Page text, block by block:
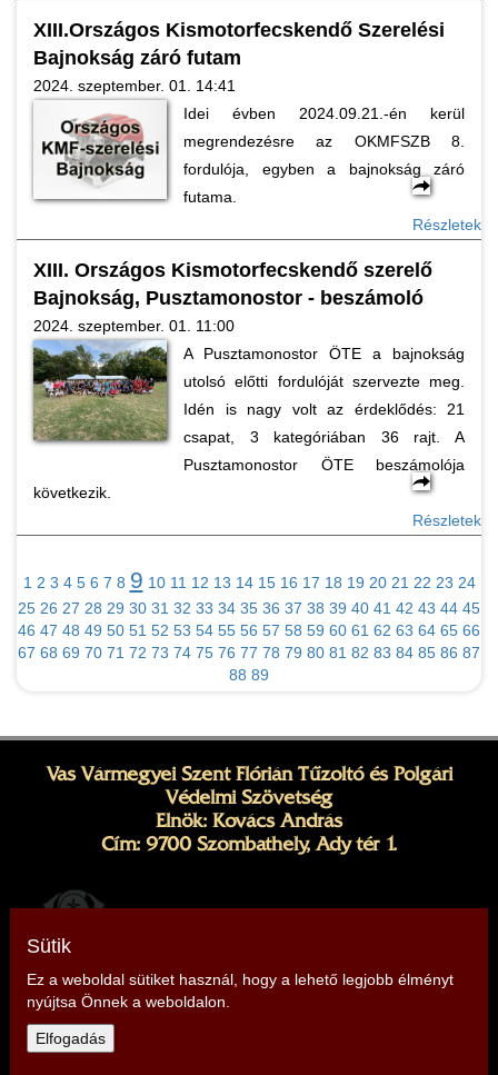
XIII.Országos Kismotorfecskendő Szerelési
Bajnokság záró futam
2024. szeptember. 01. 14:41
Idei évben 2024.09.21.-én kerül
megrendezésre az OKMFSZB 8.
fordulója, egyben a bajnokság záró
futama.
Részletek
XIII. Országos Kismotorfecskendő szerelő
Bajnokság, Pusztamonostor - beszámoló
2024. szeptember. 01. 11:00
A Pusztamonostor ÖTE a bajnokság
utolsó előtti fordulóját szervezte meg.
Idén is nagy volt az érdeklődés: 21
csapat, 3 kategóriában 36 rajt. A
Pusztamonostor ÖTE beszámolója
következik.
Részletek
1 2 3 4 5 6 7 8 9 10 11 12 13 14 15 16 17 18 19 20 21 22 23 24
25 26 27 28 29 30 31 32 33 34 35 36 37 38 39 40 41 42 43 44 45
46 47 48 49 50 51 52 53 54 55 56 57 58 59 60 61 62 63 64 65 66
67 68 69 70 71 72 73 74 75 76 77 78 79 80 81 82 83 84 85 86 87
88 89
Vas Vármegyei Szent Flórián Tűzoltó és Polgári
Védelmi Szövetség
Elnök: Kovács András
Cím: 9700 Szombathely, Ady tér 1.
Telefon: +36 20 415 9206, +36 20 266 5011
E-mail:
Sütik
Ez a weboldal sütiket használ, hogy a lehető legjobb élményt
nyújtsa Önnek a weboldalon.
Elfogadás